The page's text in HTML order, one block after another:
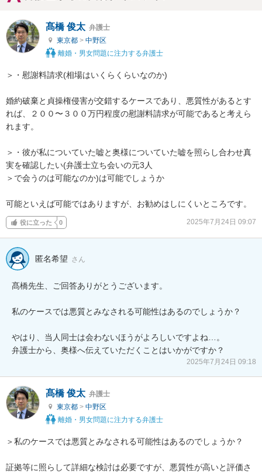
髙橋 俊太 弁護士
東京都 > 中野区
離婚・男女問題に注力する弁護士
＞・慰謝料請求(相場はいくらくらいなのか)
婚約破棄と貞操権侵害が交錯するケースであり、悪質性があるとす
れば、２００〜３００万円程度の慰謝料請求が可能であると考えら
れます。
＞・彼が私についていた嘘と奥様についていた嘘を照らし合わせ真
実を確認したい(弁護士立ち会いの元3人
＞で会うのは可能なのか)は可能でしょうか
可能といえば可能ではありますが、お勧めはしにくいところです。
役に立った 0 2025年7月24日 09:07
匿名希望 さん
髙橋先生、ご回答ありがとうございます。
私のケースでは悪質とみなされる可能性はあるのでしょうか？
やはり、当人同士は会わないほうがよろしいですよね…。
弁護士から、奥様へ伝えていただくことはいかがですか？
2025年7月24日 09:18
髙橋 俊太 弁護士
東京都 > 中野区
離婚・男女問題に注力する弁護士
＞私のケースでは悪質とみなされる可能性はあるのでしょうか？
証拠等に照らして詳細な検討は必要ですが、悪質性が高いと評価さ